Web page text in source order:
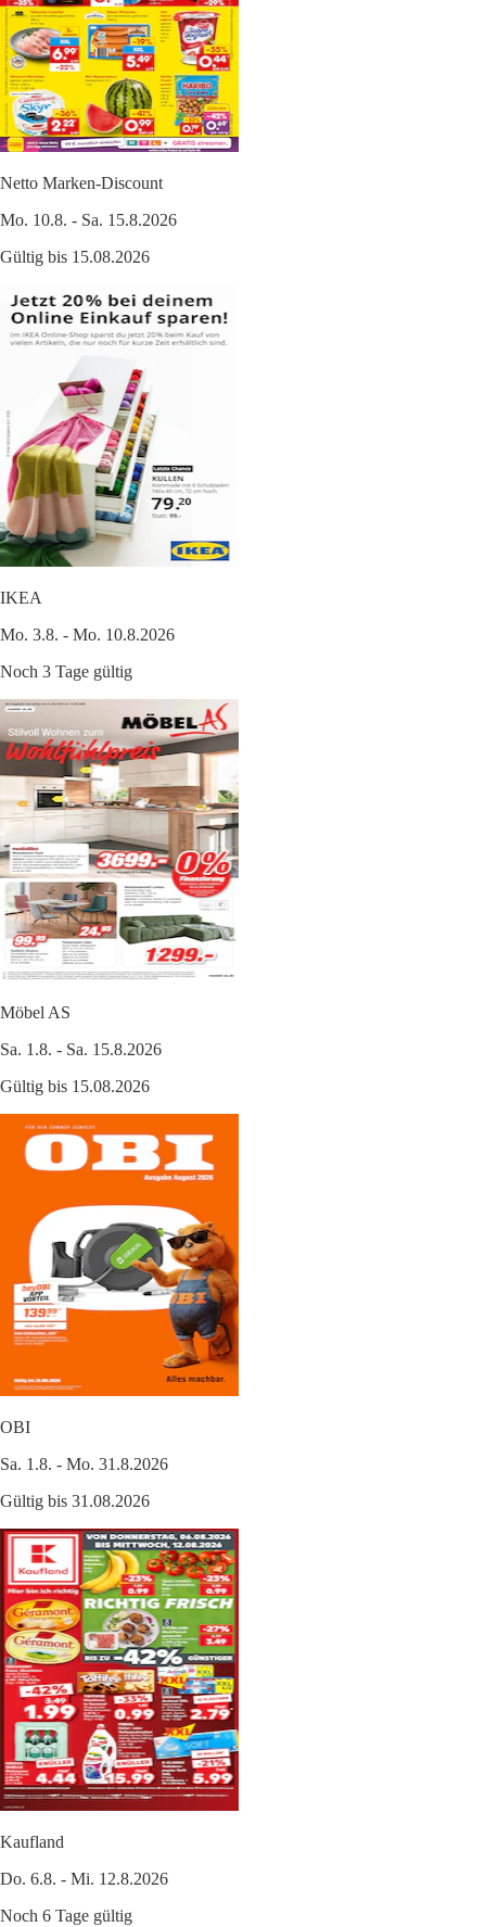
Netto Marken-Discount
Mo. 10.8. - Sa. 15.8.2026
Gültig bis 15.08.2026
IKEA
Mo. 3.8. - Mo. 10.8.2026
Noch 3 Tage gültig
Möbel AS
Sa. 1.8. - Sa. 15.8.2026
Gültig bis 15.08.2026
OBI
Sa. 1.8. - Mo. 31.8.2026
Gültig bis 31.08.2026
Kaufland
Do. 6.8. - Mi. 12.8.2026
Noch 6 Tage gültig